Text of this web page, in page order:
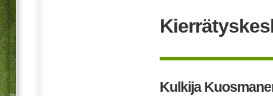
Kulkija